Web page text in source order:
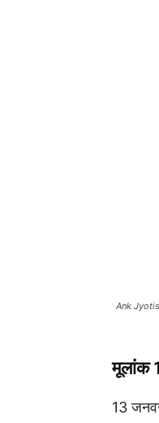
Ank
मूलांक
13